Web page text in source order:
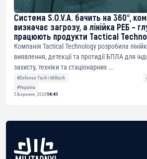
Система S.O.V.A. бачить на 360°,
визначає загрозу, а лінійка РЕБ –
працюють продукти Tactical
Компанія Tactical Technology розробила
виявлення, детекції та протидії БПЛА для
захисту, техніки та стаціонарних ...
#Defense Tech і Miltech
#Україна
5 Березня, 202614:41